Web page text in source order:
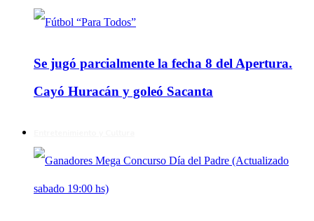
Se jugó parcialmente la fecha 8 del Apertura.
Cayó Huracán y goleó Sacanta